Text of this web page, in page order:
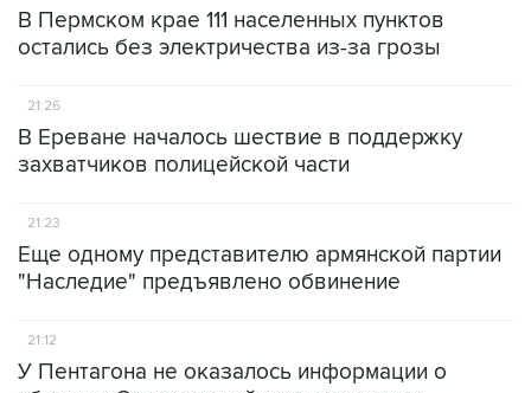
В Пермском крае 111 населенных пунктов
остались без электричества из-за грозы
21:26
В Ереване началось шествие в поддержку
захватчиков полицейской части
21:23
Еще одному представителю армянской партии
"Наследие" предъявлено обвинение
21:12
У Пентагона не оказалось информации о